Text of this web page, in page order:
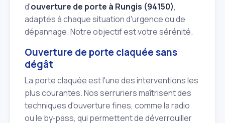
d'ouverture de porte à Rungis (94150),
adaptés à chaque situation d'urgence ou de
dépannage. Notre objectif est votre sérénité.
Ouverture de porte claquée sans
dégât
La porte claquée est l'une des interventions les
plus courantes. Nos serruriers maîtrisent des
techniques d'ouverture fines, comme la radio
ou le by‑pass, qui permettent de déverrouiller